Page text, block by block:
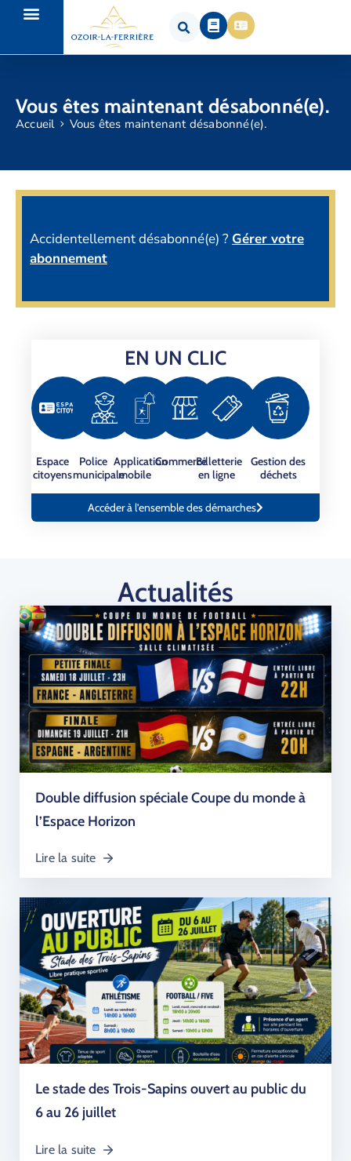
Vous êtes maintenant désabonné(e).
Accueil Vous êtes maintenant désabonné(e).
Accidentellement désabonné(e) ? Gérer votre
abonnement
EN UN CLIC
Espace
citoyens
Police
municipale
Application
mobile
CommerceBilletterie
en ligne
Gestion des
déchets
Accéder à l’ensemble des démarches
Actualités
Double diffusion spéciale Coupe du monde à
l’Espace Horizon
Lire la suite
Le stade des Trois-Sapins ouvert au public du
6 au 26 juillet
Lire la suite